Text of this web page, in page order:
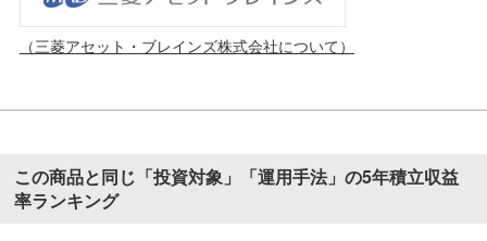
（三菱アセット・ブレインズ株式会社について）
この商品と同じ「投資対象」「運用手法」の5年積立収益
率ランキング